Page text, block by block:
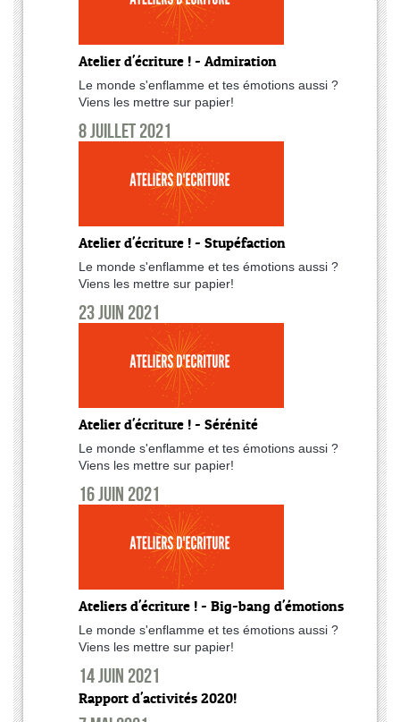
Atelier d'écriture ! - Admiration
Le monde s'enflamme et tes émotions aussi ?
Viens les mettre sur papier!
8 juillet 2021
Atelier d'écriture ! - Stupéfaction
Le monde s'enflamme et tes émotions aussi ?
Viens les mettre sur papier!
23 juin 2021
Atelier d'écriture ! - Sérénité
Le monde s'enflamme et tes émotions aussi ?
Viens les mettre sur papier!
16 juin 2021
Ateliers d'écriture ! - Big-bang d'émotions
Le monde s'enflamme et tes émotions aussi ?
Viens les mettre sur papier!
14 juin 2021
Rapport d'activités 2020!